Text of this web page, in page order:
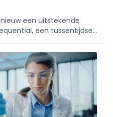
een uitstekende
een tussentijdse